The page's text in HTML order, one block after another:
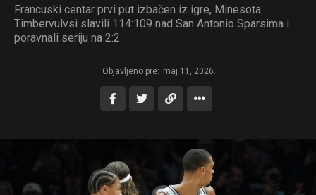
Francuski centar prvi put izbačen iz igre, Minesota
Timbervulvsi slavili 114:109 nad San Antonio Sparsima i
poravnali seriju na 2:2
Objavljeno pre: maj 11, 2026